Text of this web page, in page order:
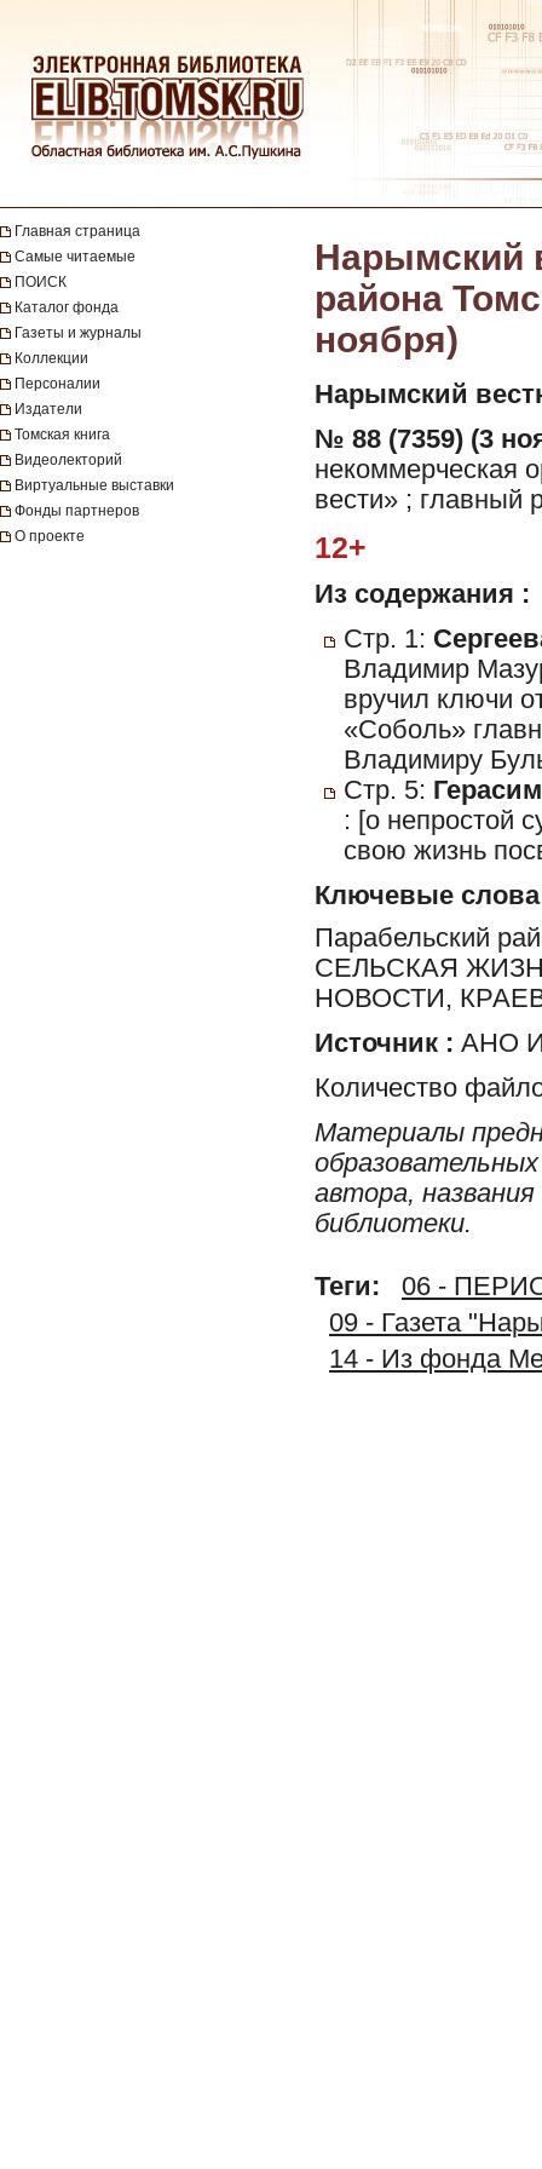
Главная страница
Самые читаемые
ПОИСК
Каталог фонда
Газеты и журналы
Коллекции
Персоналии
Издатели
Томская книга
Видеолекторий
Виртуальные выставки
Фонды партнеров
О проекте
Нарымский
района
ноября)
Нарымский
№ 88 (7359) (3
некоммерческая
вести» ; главный
12+
Из содержания :
Стр. 1:
Владимир
вручил ключи
«Соболь»
Владимиру
Стр. 5:
: [о непростой
свою жизнь
Ключевые слова
Парабельский
СЕЛЬСКАЯ
НОВОСТИ,
Источник : АНО
Количество
Материалы
автора,
библиотеки.
Теги:
06 -
09 - Газета
14 - Из фонда